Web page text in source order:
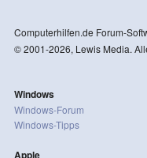
Computerhilfen.de Forum-
© 2001-2026, Lewis Media.
Windows
Windows-Forum
Windows-Tipps
Apple